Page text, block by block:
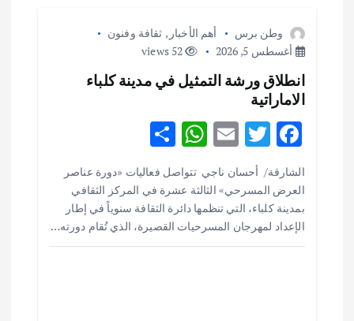
ت
وطن برس أهم الأخبار , ثقافة وفنون
أغسطس 5, 2026
52 views
انطلاق ورشة التمثيل في مدينة كلباء
الاماراتية
F
ac
e
b
o
T
w
it
te
r
E
ai
l
W
h
at
s
A
h
ar
e
الشارقة/ أحسان ناجي تتواصل فعاليات «دورة عناصر
العرض المسرحي» الثالثة عشرة في المركز الثقافي
بمدينة كلباء، التي تنظمها دائرة الثقافة سنوياً في إطار
الإعداد لمهرجان المسرحيات القصيرة، الذي تُقام دورته…